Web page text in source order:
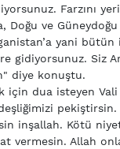
Farzını
Doğu ve
yani
gidiyorsunuz. Siz
diye konuştu.
için dua isteyen Vali
inşallah. Kötü
vermesin. Allah